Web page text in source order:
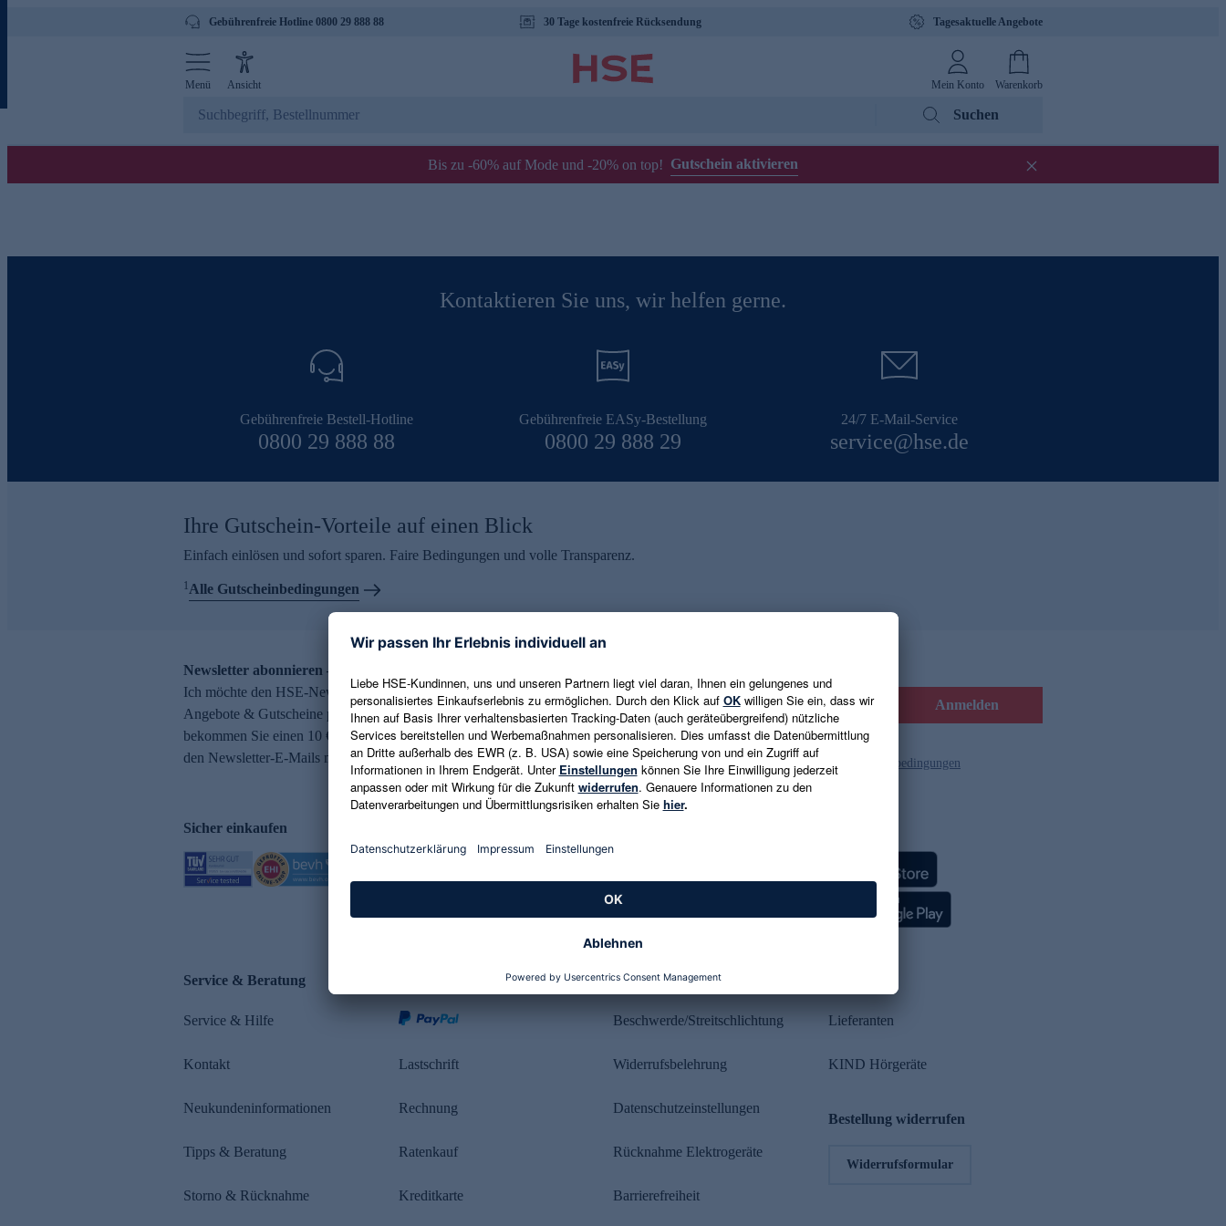
Gebührenfreie Hotline 0800 29 888 88 30 Tage kostenfreie Rücksendung Tagesaktuelle Angebote
Menü Ansicht Mein Konto Warenkorb
Suchen
Bis zu -60% auf Mode und -20% on top! Gutschein aktivieren
Kontaktieren Sie uns, wir helfen gerne.
Gebührenfreie Bestell-Hotline
0800 29 888 88
Gebührenfreie EASy-Bestellung
0800 29 888 29
24/7 E-Mail-Service
service@hse.de
Ihre Gutschein-Vorteile auf einen Blick
Einfach einlösen und sofort sparen. Faire Bedingungen und volle Transparenz.
1Alle Gutscheinbedingungen
Newsletter abonnieren – 10 € Gutschein erhalten
Ich möchte den HSE-Newsletter abonnieren und aktuelle Trends,
Angebote & Gutscheine per E-Mail erhalten. Als Dankeschön
bekommen Sie einen 10 € Gutschein. Eine Abmeldung ist jederzeit in
den Newsletter-E-Mails möglich.
E-Mail-Adresse eingeben Anmelden
Es gelten die Datenschutzrichtlinien und die Gutscheinbedingungen
Sicher einkaufen
Service & Beratung
Service & Hilfe
Kontakt
Neukundeninformationen
Tipps & Beratung
Storno & Rücknahme
Lastschrift
Rechnung
Ratenkauf
Kreditkarte
Rechtliches
Beschwerde/Streitschlichtung
Widerrufsbelehrung
Datenschutzeinstellungen
Rücknahme Elektrogeräte
Barrierefreiheit
Lieferanten
KIND Hörgeräte
Bestellung widerrufen
Widerrufsformular